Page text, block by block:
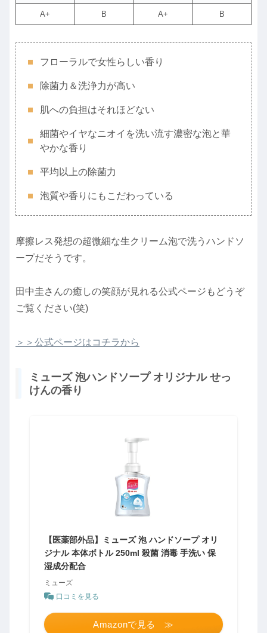
A+ B A+ B
フローラルで女性らしい香り
除菌力＆洗浄力が高い
肌への負担はそれほどない
細菌やイヤなニオイを洗い流す濃密な泡と華
やかな香り
平均以上の除菌力
泡質や香りにもこだわっている
摩擦レス発想の超微細な生クリーム泡で洗うハンドソ
ープだそうです。
田中圭さんの癒しの笑顔が見れる公式ページもどうぞ
ご覧ください(笑)
＞＞公式ページはコチラから
ミューズ 泡ハンドソープ オリジナル せっ
けんの香り
【医薬部外品】ミューズ 泡 ハンドソープ オリ
ジナル 本体ボトル 250ml 殺菌 消毒 手洗い 保
湿成分配合
ミューズ
口コミを見る
Amazonで見る ≫